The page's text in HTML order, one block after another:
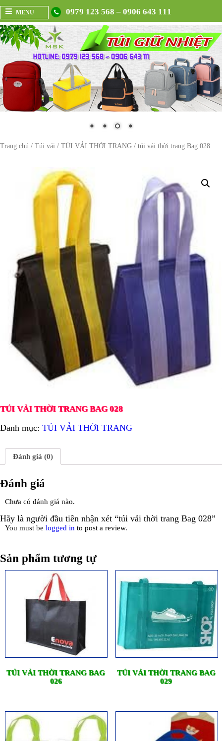
MENU 0979 123 568 – 0906 643 111
Trang chủ / Túi vải / TÚI VẢI THỜI TRANG / túi vải thời trang Bag 028
TÚI VẢI THỜI TRANG BAG 028
Danh mục: TÚI VẢI THỜI TRANG
Đánh giá (0)
Đánh giá
Chưa có đánh giá nào.
Hãy là người đầu tiên nhận xét “túi vải thời trang Bag 028”
You must be logged in to post a review.
Sản phẩm tương tự
TÚI VẢI THỜI TRANG BAG
026
TÚI VẢI THỜI TRANG BAG
029